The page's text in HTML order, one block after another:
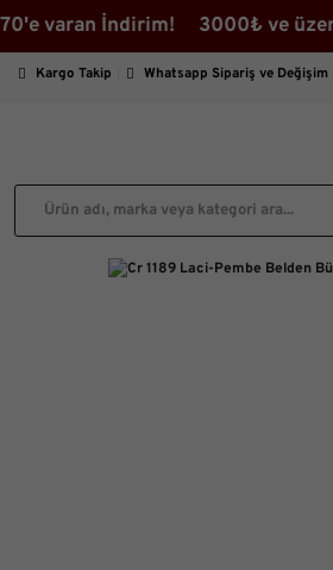
İndirim! 3000₺ ve üzeri
Kargo Takip Whatsapp Sipariş ve Değişim